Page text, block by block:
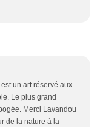
un art réservé aux
Le plus grand
Merci Lavandou
de la nature à la